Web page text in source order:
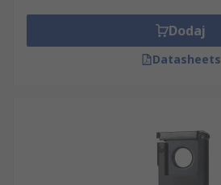
Dodaj
Datasheets